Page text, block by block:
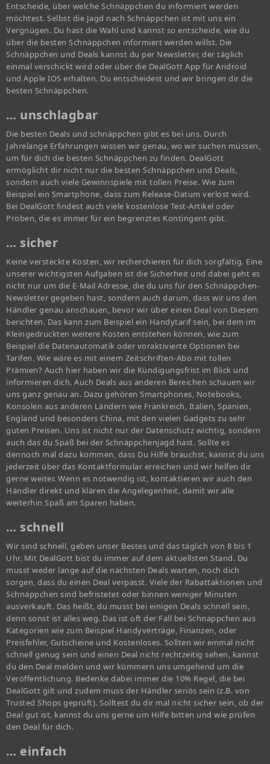
Entscheide, über welche Schnäppchen du informiert werden
möchtest. Selbst die Jagd nach Schnäppchen ist mit uns ein
Vergnügen. Du hast die Wahl und kannst so entscheide, wie du
über die besten Schnäppchen informiert werden willst. Die
Schnäppchen und Deals kannst du per Newsletter, der täglich
einmal verschickt wird oder über die DealGott App für Android
und Apple IOS erhalten. Du entscheidest und wir bringen dir die
besten Schnäppchen.
… unschlagbar
Die besten Deals und schnäppchen gibt es bei uns. Durch
Jahrelange Erfahrungen wissen wir genau, wo wir suchen müssen,
um für dich die besten Schnäppchen zu finden. DealGott
ermöglicht dir nicht nur die besten Schnäppchen und Deals,
sondern auch viele Gewinnspiele mit tollen Preise. Wie zum
Beispiel ein Smartphone, dass zum Release-Datum verlost wird.
Bei DealGott findest auch viele kostenlose Test-Artikel oder
Proben, die es immer für ein begrenztes Kontingent gibt.
… sicher
Keine versteckte Kosten, wir recherchieren für dich sorgfältig. Eine
unserer wichtigsten Aufgaben ist die Sicherheit und dabei geht es
nicht nur um die E-Mail Adresse, die du uns für den Schnäppchen-
Newsletter gegeben hast, sondern auch darum, dass wir uns den
Händler genau anschauen, bevor wir über einen Deal von Diesem
berichten. Das kann zum Beispiel ein Handytarif sein, bei dem im
Kleingedruckten weitere Kosten entstehen können, wie zum
Beispiel die Datenautomatik oder voraktivierte Optionen bei
Tarifen. Wie wäre es mit einem Zeitschriften-Abo mit tollen
Prämien? Auch hier haben wir die Kündigungsfrist im Blick und
informieren dich. Auch Deals aus anderen Bereichen schauen wir
uns ganz genau an. Dazu gehören Smartphones, Notebooks,
Konsolen aus anderen Ländern wie Frankreich, Italien, Spanien,
England und besonders China, mit den vielen Gadgets zu sehr
guten Preisen. Uns ist nicht nur der Datenschutz wichtig, sondern
auch das du Spaß bei der Schnäppchenjagd hast. Sollte es
dennoch mal dazu kommen, dass Du Hilfe brauchst, kannst du uns
jederzeit über das Kontaktformular erreichen und wir helfen dir
gerne weiter. Wenn es notwendig ist, kontaktieren wir auch den
Händler direkt und klären die Angelegenheit, damit wir alle
weiterhin Spaß am Sparen haben.
… schnell
Wir sind schnell, geben unser Bestes und das täglich von 8 bis 1
Uhr. Mit DealGott bist du immer auf dem aktuellsten Stand. Du
musst weder lange auf die nächsten Deals warten, noch dich
sorgen, dass du einen Deal verpasst. Viele der Rabattaktionen und
Schnäppchen sind befristetet oder binnen weniger Minuten
ausverkauft. Das heißt, du musst bei einigen Deals schnell sein,
denn sonst ist alles weg. Das ist oft der Fall bei Schnäppchen aus
Kategorien wie zum Beispiel Handyverträge, Finanzen, oder
Preisfehler, Gutscheine und Kostenloses. Sollten wir einmal nicht
schnell genug sein und einen Deal nicht rechtzeitig sehen, kannst
du den Deal melden und wir kümmern uns umgehend um die
Veröffentlichung. Bedenke dabei immer die 10% Regel, die bei
DealGott gilt und zudem muss der Händler seriös sein (z.B. von
Trusted Shops geprüft). Solltest du dir mal nicht sicher sein, ob der
Deal gut ist, kannst du uns gerne um Hilfe bitten und wie prüfen
den Deal für dich.
… einfach